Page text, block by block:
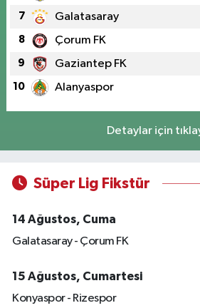
7 Galatasaray
8 Çorum FK
9 Gaziantep FK
10 Alanyaspor
Detaylar için
Süper Lig Fikstür
14 Ağustos, Cuma
Galatasaray - Çorum FK
15 Ağustos, Cumartesi
Konyaspor - Rizespor